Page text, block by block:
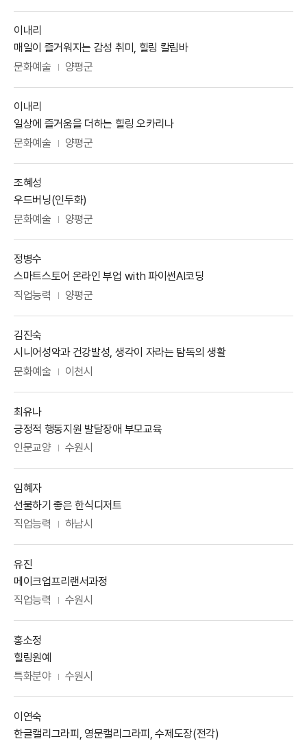
분야
문화예술
강사명
이내리
강사주제
매일이 즐거워지는 감성 취미, 힐링 칼림바
활동지역
양평군
분야
문화예술
강사명
이내리
강사주제
일상에 즐거움을 더하는 힐링 오카리나
활동지역
양평군
분야
문화예술
강사명
조혜성
강사주제
우드버닝(인두화)
활동지역
양평군
분야
직업능력
강사명
정병수
강사주제
스마트스토어 온라인 부업 with 파이썬AI코딩
활동지역
양평군
분야
문화예술
강사명
김진숙
강사주제
시니어성악과 건강발성, 생각이 자라는 탐독의 생활
활동지역
이천시
분야
인문교양
강사명
최유나
강사주제
긍정적 행동지원 발달장애 부모교육
활동지역
수원시
분야
직업능력
강사명
임혜자
강사주제
선물하기 좋은 한식디저트
활동지역
하남시
분야
직업능력
강사명
유진
강사주제
메이크업프리랜서과정
활동지역
수원시
분야
특화분야
강사명
홍소정
강사주제
힐링원예
활동지역
수원시
강사명
이연숙
강사주제
한글캘리그라피, 영문캘리그라피, 수제도장(전각)